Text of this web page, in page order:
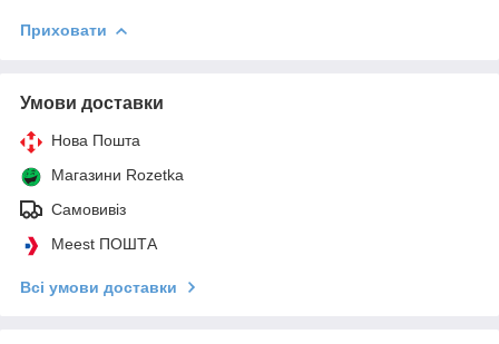
Приховати
Умови доставки
Нова Пошта
Магазини Rozetka
Самовивіз
Meest ПОШТА
Всі умови доставки